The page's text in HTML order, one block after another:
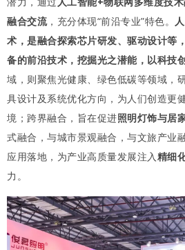
融合交流，充分体现“前沿专业”特色。
术 ，是融合探索芯片研发、驱动设计等
备的前沿技术，挖掘光之潜能，以科技
域，则聚焦光健康、绿色低碳等领域，
具设计及系统优化方向，为人们创造更
境；跨界融合，旨在促进照明灯饰与居
式融合，与城市景观融合，与文旅产业
应用落地，为产业高质量发展注入 精细
力。